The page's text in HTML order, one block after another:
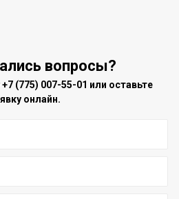
вопросы?
+7 (775) 007-55-01 или оставьте
онлайн.